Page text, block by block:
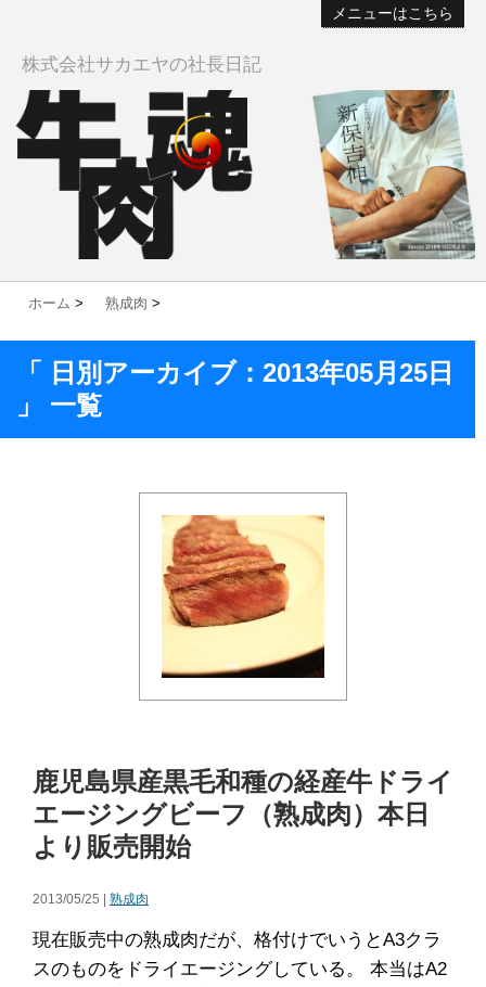
メニューはこちら
株式会社サカエヤの社長日記
ホーム > 熟成肉 >
「 日別アーカイブ：2013年05月25日
」 一覧
鹿児島県産黒毛和種の経産牛ドライ
エージングビーフ（熟成肉）本日
より販売開始
2013/05/25 | 熟成肉
現在販売中の熟成肉だが、格付けでいうとA3クラ
スのものをドライエージングしている。 本当はA2